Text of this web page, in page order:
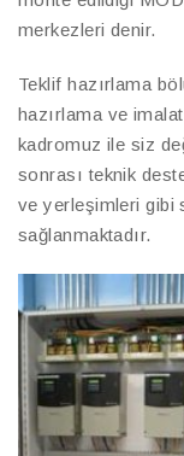
merkezleri denir.
Teklif hazırlama
hazırlama ve
kadromuz ile siz
sonrası teknik
ve yerleşimleri gibi
sağlanmaktadır.